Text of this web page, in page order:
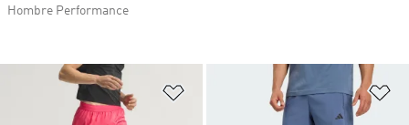
Añadir a la lista de deseos
Hombre Performance